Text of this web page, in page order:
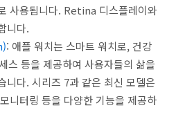
사용됩니다. Retina 디스플레이와
니다.
: 애플 워치는 스마트 워치로, 건강
스 등을 제공하여 사용자들의 삶을
니다. 시리즈 7과 같은 최신 모델은
니터링 등을 다양한 기능을 제공하